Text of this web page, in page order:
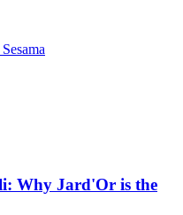
Why Jard'Or is the